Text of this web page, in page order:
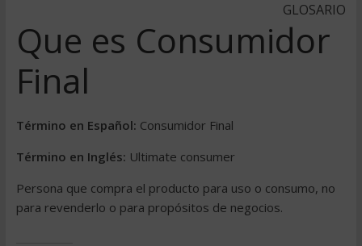
GLOSARIO
Que es Consumidor
Final
Término en Español: Consumidor Final
Término en Inglés: Ultimate consumer
Persona que compra el producto para uso o consumo, no
para revenderlo o para propósitos de negocios.